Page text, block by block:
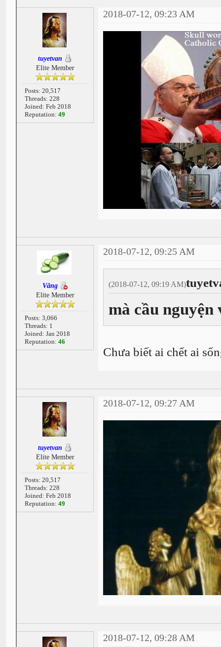
tuyetvan
Elite Member
Posts: 20,517
Threads: 228
Joined: Feb 2018
Reputation: 49
2018-07-12, 09:23 AM
Vâng
Elite Member
Posts: 3,066
Threads: 1
Joined: Jan 2018
Reputation: 46
2018-07-12, 09:25 AM
(2018-07-12, 09:19 AM)
mà cầu nguyện
Chưa biết ai chết ai
tuyetvan
Elite Member
Posts: 20,517
Threads: 228
Joined: Feb 2018
Reputation: 49
2018-07-12, 09:27 AM
2018-07-12, 09:28 AM